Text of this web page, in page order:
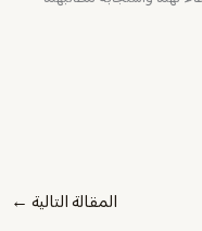
المقالة التالية ←